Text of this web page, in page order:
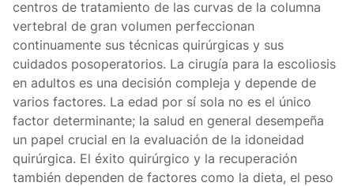
centros de tratamiento de las curvas de la columna
vertebral de gran volumen perfeccionan
continuamente sus técnicas quirúrgicas y sus
cuidados posoperatorios. La cirugía para la escoliosis
en adultos es una decisión compleja y depende de
varios factores. La edad por sí sola no es el único
factor determinante; la salud en general desempeña
un papel crucial en la evaluación de la idoneidad
quirúrgica. El éxito quirúrgico y la recuperación
también dependen de factores como la dieta, el peso